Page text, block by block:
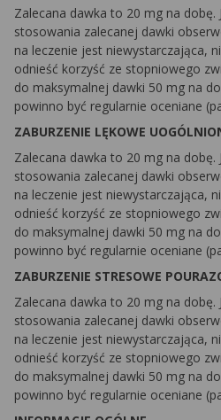
Zalecana dawka to 20 mg na dobę.
stosowania zalecanej dawki
na leczenie jest niewystarczająca,
odnieść korzyść ze stopniowego
do maksymalnej dawki 50 mg na
powinno być regularnie oceniane
ZABURZENIE LĘKOWE
Zalecana dawka to 20 mg na dobę.
stosowania zalecanej dawki
na leczenie jest niewystarczająca,
odnieść korzyść ze stopniowego
do maksymalnej dawki 50 mg na
powinno być regularnie oceniane
ZABURZENIE STRESOWE
Zalecana dawka to 20 mg na dobę.
stosowania zalecanej dawki
na leczenie jest niewystarczająca,
odnieść korzyść ze stopniowego
do maksymalnej dawki 50 mg na
powinno być regularnie oceniane